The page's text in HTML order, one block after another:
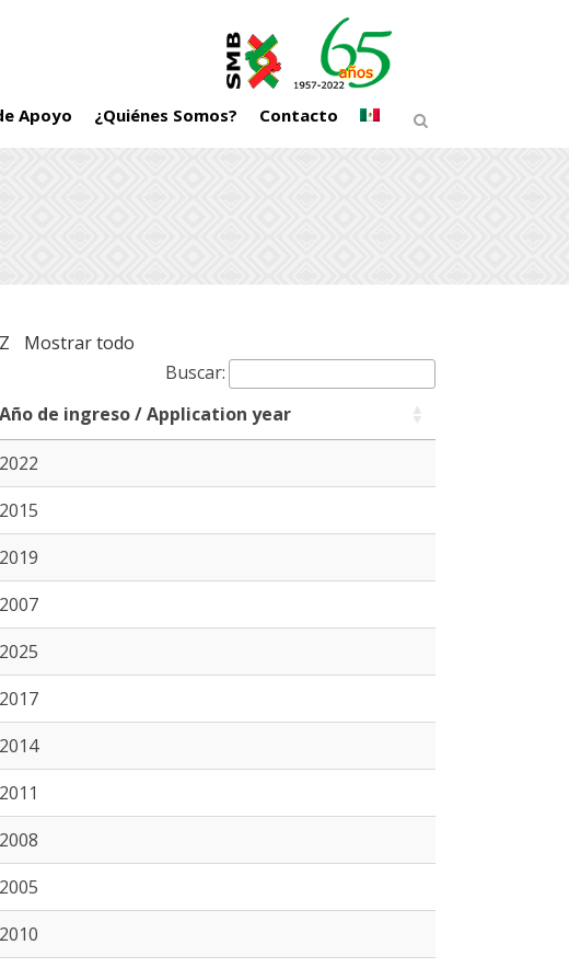
Apoyo ¿Quiénes Somos? Contacto
Z
Mostrar todo
Buscar:
Año de ingreso / Application year
Año de ingreso / Application year
2022
2015
2019
2007
2025
2017
2014
2011
2008
2005
2010